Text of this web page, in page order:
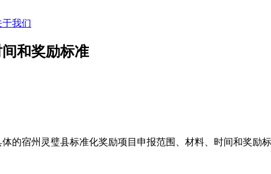
于我们
和奖励标准
的宿州灵璧县标准化奖励项目申报范围、材料、时间和奖励